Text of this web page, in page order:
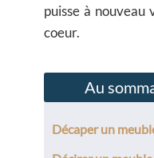
puisse à nouveau
coeur.
Au
Décaper un